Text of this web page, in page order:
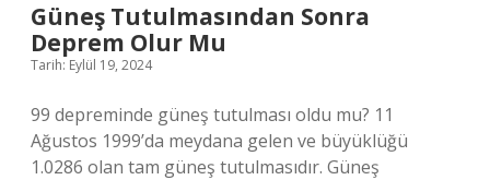
Güneş Tutulmasından Sonra
Deprem Olur Mu
Tarih: Eylül 19, 2024
99 depreminde güneş tutulması oldu mu? 11
Ağustos 1999’da meydana gelen ve büyüklüğü
1.0286 olan tam güneş tutulmasıdır. Güneş